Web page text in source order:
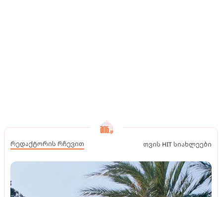
რედაქტორის რჩევით თვის HIT სიახლეები